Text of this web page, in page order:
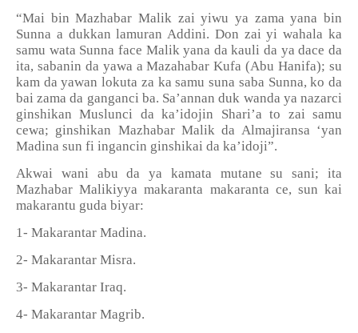
“Mai bin Mazhabar Malik zai yiwu ya zama yana bin
Sunna a dukkan lamuran Addini. Don zai yi wahala ka
samu wata Sunna face Malik yana da kauli da ya dace da
ita, sabanin da yawa a Mazahabar Kufa (Abu Hanifa); su
kam da yawan lokuta za ka samu suna saba Sunna, ko da
bai zama da ganganci ba. Sa’annan duk wanda ya nazarci
ginshikan Muslunci da ka’idojin Shari’a to zai samu
cewa; ginshikan Mazhabar Malik da Almajiransa ‘yan
Madina sun fi ingancin ginshikai da ka’idoji”.
Akwai wani abu da ya kamata mutane su sani; ita
Mazhabar Malikiyya makaranta makaranta ce, sun kai
makarantu guda biyar:
1- Makarantar Madina.
2- Makarantar Misra.
3- Makarantar Iraq.
4- Makarantar Magrib.